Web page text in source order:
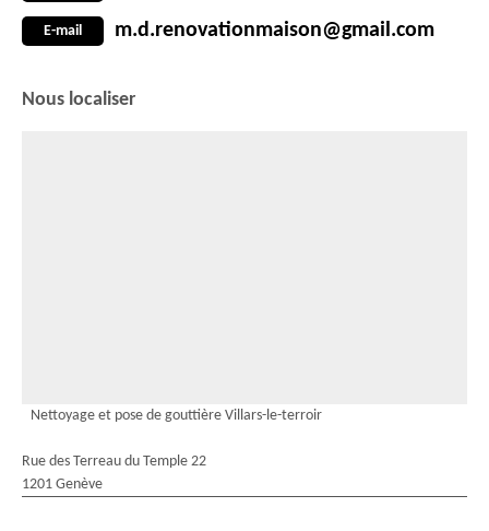
E-mail m.d.renovationmaison@gmail.com
Nous localiser
Nettoyage et pose de gouttière Villars-le-terroir
Rue des Terreau du Temple 22
1201 Genève